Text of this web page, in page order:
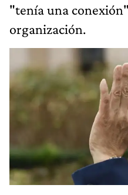
"tenía una
organización.